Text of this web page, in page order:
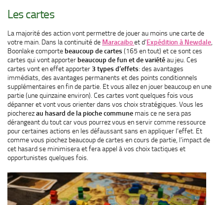
Les cartes
La majorité des action vont permettre de jouer au moins une carte de
votre main. Dans la continuité de Maracaiboet d’Expédition à Newdale
Boonlake comporte beaucoup de cartes (165 en tout) et ce sont ces
cartes qui vont apporter beaucoup de fun et de variétéau jeu. Ces
cartes vont en effet apporter 3 types d’effets: des avantages
immédiats, des avantages permanents et des points conditionnels
supplémentaires en fin de partie. Et vous allez en jouer beaucoup en une
partie (une quinzaine environ). Ces cartes vont quelques fois vous
dépanner et vont vous orienter dans vos choix stratégiques. Vous les
piocherezau hasard de la pioche commune mais ce ne sera pas
dérangeant du tout car vous pourrez vous en servir comme ressource
pour certaines actions en les défaussant sans en appliquer l’effet. Et
comme vous piochez beaucoup de cartes en cours de partie, l’impact de
cet hasard se minimisera et fera appel à vos choix tactiques et
opportunistes quelques fois.